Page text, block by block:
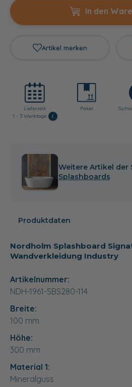
In den
Artikel merken
Lieferzeit:
1 - 3 Werktage
i
Paket
Weitere Artikel der
Splashboards
Produktdaten
Nordholm Splashboard
Wandverkleidung Industry
Artikelnummer:
NDH-1961-SBS280-114
Breite:
100 mm
Höhe:
300 mm
Material 1:
Mineralguss